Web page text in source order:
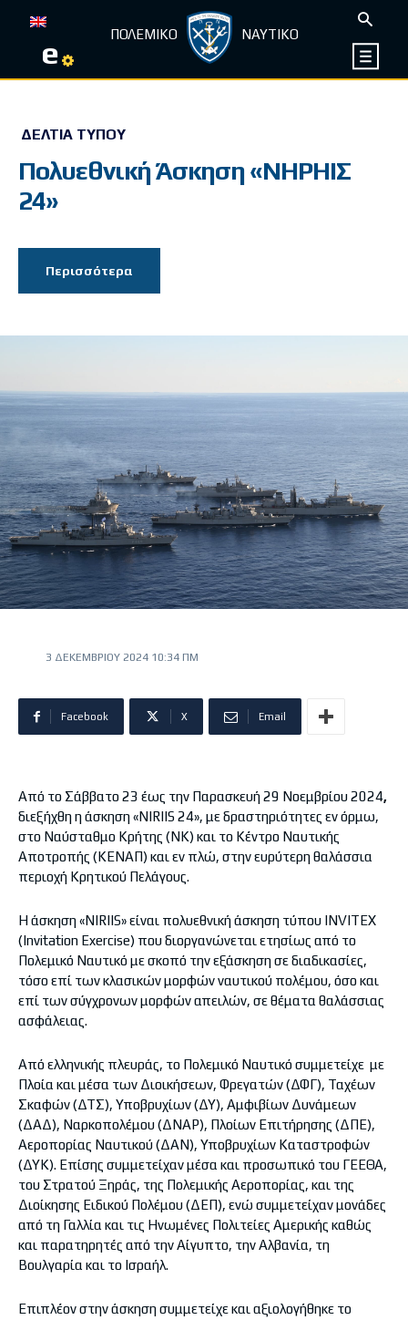
e ΠΟΛΕΜΙΚΟ ΝΑΥΤΙΚΟ
ΔΕΛΤΊΑ ΤΎΠΟΥ
Πολυεθνική Άσκηση «ΝΗΡΗΙΣ
24»
Περισσότερα
3 ΔΕΚΕΜΒΡΊΟΥ 2024 10:34 ΠΜ
Facebook X Email
Από το Σάββατο 23 έως την Παρασκευή 29 Νοεμβρίου 2024,
διεξήχθη η άσκηση «NIRIIS 24», με δραστηριότητες εν όρμω,
στο Ναύσταθμο Κρήτης (ΝΚ) και το Κέντρο Ναυτικής
Αποτροπής (ΚΕΝΑΠ) και εν πλώ, στην ευρύτερη θαλάσσια
περιοχή Κρητικού Πελάγους.
Η άσκηση «NIRIIS» είναι πολυεθνική άσκηση τύπου INVITEX
(Invitation Exercise) που διοργανώνεται ετησίως από το
Πολεμικό Ναυτικό με σκοπό την εξάσκηση σε διαδικασίες,
τόσο επί των κλασικών μορφών ναυτικού πολέμου, όσο και
επί των σύγχρονων μορφών απειλών, σε θέματα θαλάσσιας
ασφάλειας.
Από ελληνικής πλευράς, το Πολεμικό Ναυτικό συμμετείχε με
Πλοία και μέσα των Διοικήσεων, Φρεγατών (ΔΦΓ), Ταχέων
Σκαφών (ΔΤΣ), Υποβρυχίων (ΔΥ), Αμφιβίων Δυνάμεων
(ΔΑΔ), Ναρκοπολέμου (ΔΝΑΡ), Πλοίων Επιτήρησης (ΔΠΕ),
Αεροπορίας Ναυτικού (ΔΑΝ), Υποβρυχίων Καταστροφών
(ΔΥΚ). Επίσης συμμετείχαν μέσα και προσωπικό του ΓΕΕΘΑ,
του Στρατού Ξηράς, της Πολεμικής Αεροπορίας, και της
Διοίκησης Ειδικού Πολέμου (ΔΕΠ), ενώ συμμετείχαν μονάδες
από τη Γαλλία και τις Ηνωμένες Πολιτείες Αμερικής καθώς
και παρατηρητές από την Αίγυπτο, την Αλβανία, τη
Βουλγαρία και το Ισραήλ.
Επιπλέον στην άσκηση συμμετείχε και αξιολογήθηκε το